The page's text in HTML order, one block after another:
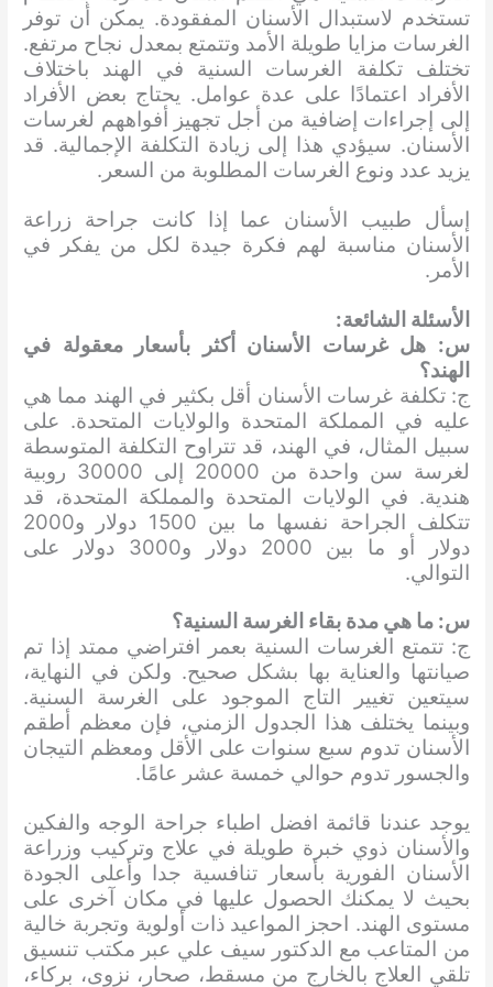
تستخدم لاستبدال الأسنان المفقودة. يمكن أن توفر
الغرسات مزايا طويلة الأمد وتتمتع بمعدل نجاح مرتفع.
تختلف تكلفة الغرسات السنية في الهند باختلاف
الأفراد اعتمادًا على عدة عوامل. يحتاج بعض الأفراد
إلى إجراءات إضافية من أجل تجهيز أفواههم لغرسات
الأسنان. سيؤدي هذا إلى زيادة التكلفة الإجمالية. قد
يزيد عدد ونوع الغرسات المطلوبة من السعر.
إسأل طبيب الأسنان عما إذا كانت جراحة زراعة
الأسنان مناسبة لهم فكرة جيدة لكل من يفكر في
الأمر.
الأسئلة الشائعة:
س: هل غرسات الأسنان أكثر بأسعار معقولة في
الهند؟
ج: تكلفة غرسات الأسنان أقل بكثير في الهند مما هي
عليه في المملكة المتحدة والولايات المتحدة. على
سبيل المثال، في الهند، قد تتراوح التكلفة المتوسطة
لغرسة سن واحدة من 20000 إلى 30000 روبية
هندية. في الولايات المتحدة والمملكة المتحدة، قد
تتكلف الجراحة نفسها ما بين 1500 دولار و2000
دولار أو ما بين 2000 دولار و3000 دولار على
التوالي.
س: ما هي مدة بقاء الغرسة السنية؟
ج: تتمتع الغرسات السنية بعمر افتراضي ممتد إذا تم
صيانتها والعناية بها بشكل صحيح. ولكن في النهاية،
سيتعين تغيير التاج الموجود على الغرسة السنية.
وبينما يختلف هذا الجدول الزمني، فإن معظم أطقم
الأسنان تدوم سبع سنوات على الأقل ومعظم التيجان
والجسور تدوم حوالي خمسة عشر عامًا.
يوجد عندنا قائمة افضل اطباء جراحة الوجه والفكين
والأسنان ذوي خبرة طويلة في علاج وتركيب وزراعة
الأسنان الفورية بأسعار تنافسية جدا وأعلى الجودة
بحيث لا يمكنك الحصول عليها في مكان آخرى على
مستوى الهند. احجز المواعيد ذات أولوية وتجربة خالية
من المتاعب مع الدكتور سيف علي عبر مكتب تنسيق
تلقي العلاج بالخارج من مسقط، صحار، نزوى، بركاء،